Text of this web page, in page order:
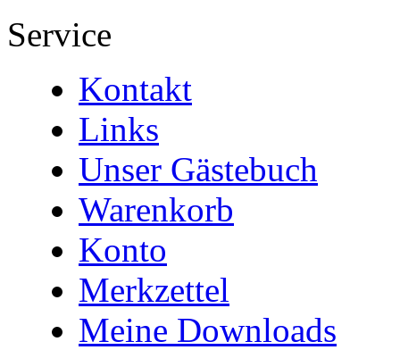
Service
Kontakt
Links
Unser Gästebuch
Warenkorb
Konto
Merkzettel
Meine Downloads